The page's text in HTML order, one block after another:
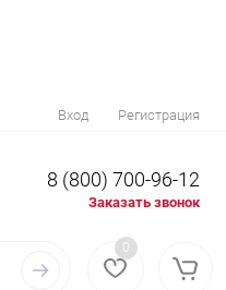
Вход Регистрация
8 (800) 700-96-12
Заказать звонок
0